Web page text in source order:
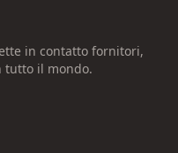
in contatto fornitori,
il mondo.